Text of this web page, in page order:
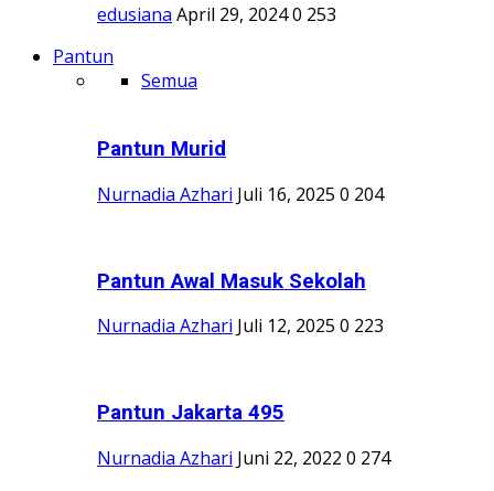
edusiana April 29, 20240 253
Pantun
Semua
Pantun Murid
Nurnadia Azhari Juli 16, 2025 0 204
Pantun Awal Masuk Sekolah
Nurnadia Azhari Juli 12, 2025 0 223
Pantun Jakarta 495
Nurnadia Azhari Juni 22, 2022 0 274